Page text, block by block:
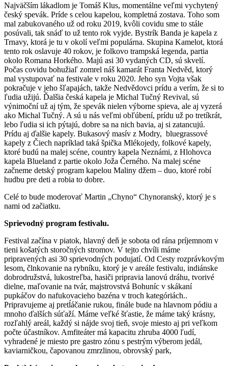
Najväčším lákadlom je Tomáš Klus, momentálne veľmi vychytený
český spevák. Príde s celou kapelou, kompletná zostava. Toho som
mal zabukovaného už od roku 2019, kvôli covidu sme to stále
posúvali, tak snáď to už tento rok vyjde. Bystrík Banda je kapela z
Trnavy, ktorá je tu v okolí veľmi populárna. Skupina Kamelot, ktorá
tento rok oslavuje 40 rokov, je folkovo trampská legenda, partia
okolo Romana Horkého. Majú asi 30 vydaných CD, sú skvelí.
Počas covidu bohužiaľ zomrel náš kamarát Franta Nedvěd, ktorý
mal vystupovať na festivale v roku 2020. Jeho syn Vojta však
pokračuje v jeho šľapajách, takže Nedvědovci prídu a verím, že si to
ľudia užijú. Ďalšia česká kapela je Michal Tučný Revival, sú
výnimoční už aj tým, že spevák nielen výborne spieva, ale aj vyzerá
ako Michal Tučný. A sú u nás veľmi obľúbení, prídu už po tretíkrát,
lebo ľudia si ich pýtajú, dobre sa na nich bavia, aj si zatancujú.
Prídu aj ďalšie kapely. Bukasový masív z Modry, bluegrassové
kapely z Čiech napríklad taká špička Mlékojedy, folkové kapely,
ktoré budú na malej scéne, country kapela Neznámi, z Hlohovca
kapela Blueland z partie okolo Joža Černého. Na malej scéne
začneme detský program kapelou Maliny džem – duo, ktoré robí
hudbu pre deti a robia to dobre.
Celé to bude moderovať Martin „Chyno“ Chynoranský, ktorý je s
nami od začiatku.
Sprievodný program festivalu.
Festival začína v piatok, hlavný deň je sobota od rána príjemnom v
tieni košatých storočných stromov. V tejto chvíli máme
pripravených asi 30 sprievodných podujatí. Od Cesty rozprávkovým
lesom, člnkovanie na rybníku, ktorý je v areále festivalu, indiánske
dobrodružstvá, lukostreľba, hasiči pripravia lanovú dráhu, tvorivé
dielne, maľovanie na tvár, majstrovstvá Bohuníc v skákaní
pupkáčov do nafukovacieho bazéna v troch kategóriách..
Pripravujeme aj pretĺáčanie rukou, finále bude na hlavnom pódiu a
mnoho ďalších súťaží. Máme veľké šťastie, že máme taký krásny,
rozľahlý areál, každý si nájde svoj tieň, svoje miesto aj pri veľkom
počte účastníkov. Amfiteáter má kapacitu zhruba 4000 ľudí,
vyhradené je miesto pre gastro zónu s pestrým výberom jedál,
kaviarničkou, čapovanou zmrzlinou, obrovský park,